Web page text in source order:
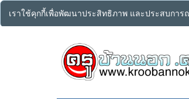
เราใช้คุกกี้เพื่อพัฒนาประสิทธิภาพ และประสบกา